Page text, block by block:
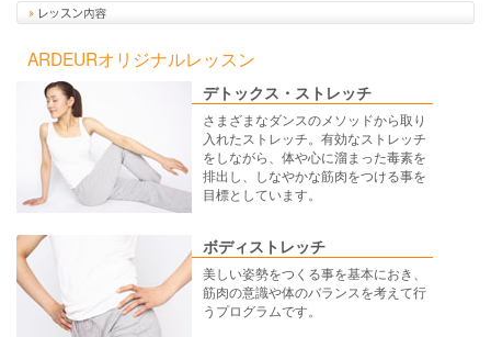
ARDEURオリジナルレッスン
デトックス・ストレッチ
さまざまなダンスのメソッドから取り
入れたストレッチ。有効なストレッチ
をしながら、体や心に溜まった毒素を
排出し、しなやかな筋肉をつける事を
目標としています。
ボディストレッチ
美しい姿勢をつくる事を基本におき、
筋肉の意識や体のバランスを考えて行
うプログラムです。